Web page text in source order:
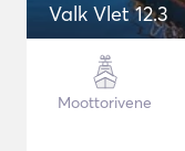
Valk Vlet 12.3
Moottorivene